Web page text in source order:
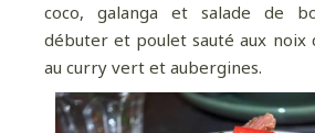
coco, galanga et salade de
débuter et poulet sauté aux noix
au curry vert et aubergines.